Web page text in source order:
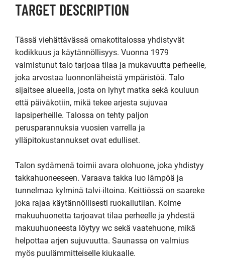
TARGET DESCRIPTION
Tässä viehättävässä omakotitalossa yhdistyvät
kodikkuus ja käytännöllisyys. Vuonna 1979
valmistunut talo tarjoaa tilaa ja mukavuutta perheelle,
joka arvostaa luonnonläheistä ympäristöä. Talo
sijaitsee alueella, josta on lyhyt matka sekä kouluun
että päiväkotiin, mikä tekee arjesta sujuvaa
lapsiperheille. Talossa on tehty paljon
perusparannuksia vuosien varrella ja
ylläpitokustannukset ovat edulliset.
Talon sydämenä toimii avara olohuone, joka yhdistyy
takkahuoneeseen. Varaava takka luo lämpöä ja
tunnelmaa kylminä talvi-iltoina. Keittiössä on saareke
joka rajaa käytännöllisesti ruokailutilan. Kolme
makuuhuonetta tarjoavat tilaa perheelle ja yhdestä
makuuhuoneesta löytyy wc sekä vaatehuone, mikä
helpottaa arjen sujuvuutta. Saunassa on valmius
myös puulämmitteiselle kiukaalle.